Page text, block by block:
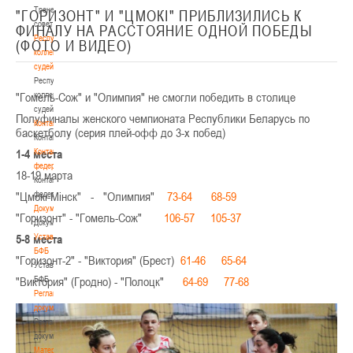
Тренерский
совет
Республиканская
коллегия
судей
Республиканская
коллегия
судей
Контакты
Контакты
Контакты
федерации
Контакты
федерации
Документы
Документы
Устав
БФБ
Устав
БФБ
Регламентирующие
документы
Регламентирующие
документы
Материалы
"ГОРИЗОНТ" И "ЦМОКI" ПРИБЛИЗИЛИСЬ К
ФИНАЛУ НА РАССТОЯНИЕ ОДНОЙ ПОБЕДЫ
(ФОТО И ВИДЕО)
"Гомель-Сож" и "Олимпия" не смогли победить в столице
Полуфиналы женского чемпионата Республики Беларусь по
баскетболу (серия плей-офф до 3-х побед)
1-4 места
18-19 марта
"Цмокi-Мiнск" - "Олимпия" 73-64
68-59
"Горизонт" - "Гомель-Сож" 106-57
105-37
5-8 места
"Горизонт-2" - "Виктория" (Брест) 61-46
65-64
"Виктория" (Гродно) - "Полоцк" 64-69 77-68